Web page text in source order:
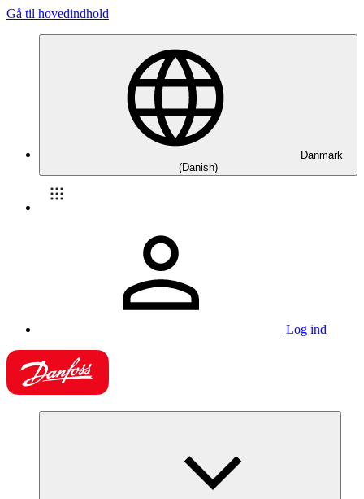
Gå til hovedindhold
Danmark
(Danish)
Log ind